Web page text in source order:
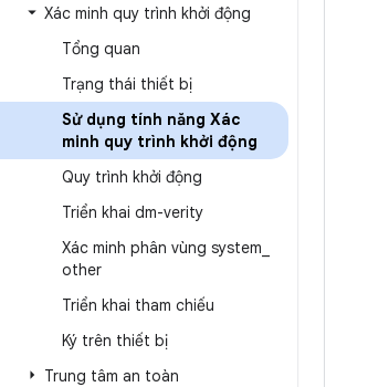
Xác minh quy trình khởi động
Tổng quan
Trạng thái thiết bị
Sử dụng tính năng Xác
minh quy trình khởi động
Quy trình khởi động
Triển khai dm-verity
Xác minh phân vùng system
other
Triển khai tham chiếu
Ký trên thiết bị
Trung tâm an toàn